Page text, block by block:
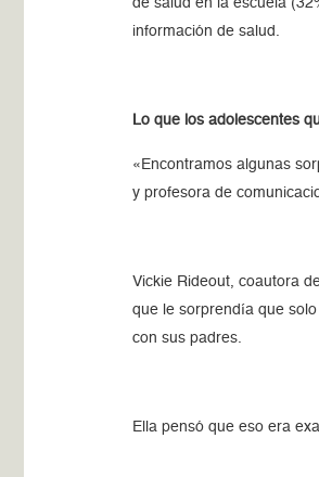
de salud en la escuela
información de salud.
Lo que los adolescentes
«Encontramos algunas
y profesora de
Vickie Rideout, coautora
que le sorprendía que
con sus padres.
Ella pensó que eso era